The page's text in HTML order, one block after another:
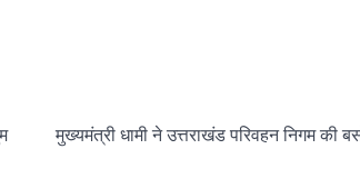
मुख्यमंत्री धामी ने उत्तराखंड परिवहन निगम की